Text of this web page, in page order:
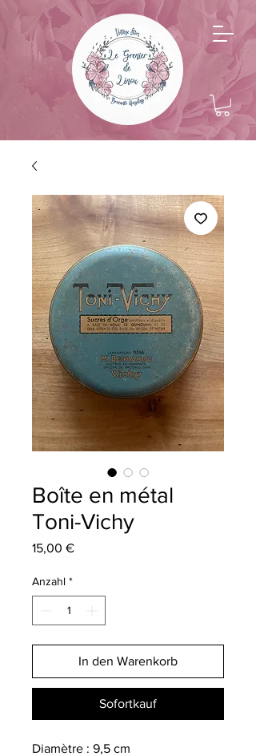
Boîte en métal
Toni-Vichy
15,00 €Preis
Anzahl *
In den Warenkorb
Sofortkauf
Diamètre : 9,5 cm